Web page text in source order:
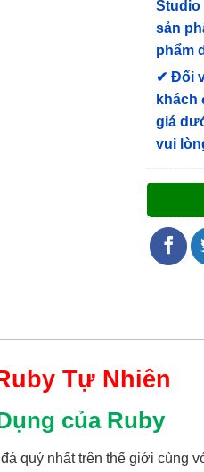
Studio
sản
phẩm
✔Đối
khách
giá
vui
Tự Nhiên
của Ruby
đá quý nhất trên thế giới cùng